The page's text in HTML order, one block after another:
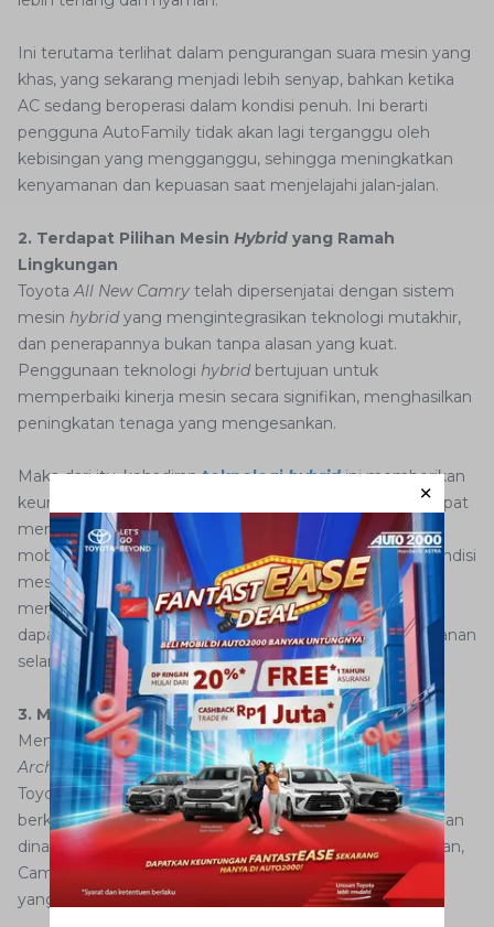
Ini terutama terlihat dalam pengurangan suara mesin yang
khas, yang sekarang menjadi lebih senyap, bahkan ketika
AC sedang beroperasi dalam kondisi penuh. Ini berarti
pengguna AutoFamily tidak akan lagi terganggu oleh
kebisingan yang mengganggu, sehingga meningkatkan
kenyamanan dan kepuasan saat menjelajahi jalan-jalan.
2. Terdapat Pilihan Mesin Hybrid yang Ramah
Lingkungan
ToyotaAll New Camry telah dipersenjatai dengan sistem
mesin hybridyang mengintegrasikan teknologi mutakhir,
dan penerapannya bukan tanpa alasan yang kuat.
Penggunaan teknologi hybrid bertujuan untuk
memperbaiki kinerja mesin secara signifikan, menghasilkan
peningkatan tenaga yang mengesankan.
Maka dari itu, kehadiranteknologihybrid ini memberikan
keuntungan berlipat bagi pengguna, karena mereka dapat
menikmati pengalaman berkendara dengan performa
mobil yang lebih unggul dan tangguh. Lebih dari itu, kondisi
mesin yang ditingkatkan juga membuat Toyota Camry
menjadi pilihan ideal sebagai kendaraan keluarga yang
dapat diandalkan, memastikan keamanan dan kenyamanan
selama perjalanan bersama keluarga.
3. MenggunakanToyota New Global Architecture
Mengunggulkan platformToyota New Global
Architecture(TNGA) sebagai salah satu fitur unggulan,
ToyotaAll New Camrymenawarkan pengalaman
berkendara yang mengesankan dengan kenyamanan dan
dinamika ekstra saat melaju. Lebih dari sekadar kendaraan,
Camry ini merupakan simbol kemewahan dan karakter
yang unik.